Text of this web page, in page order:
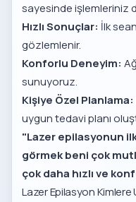
sayesinde işlemleriniz
Hızlı Sonuçlar: İlk
gözlemlenir.
Konforlu Deneyim:
sunuyoruz.
Kişiye Özel Planlama:
uygun tedavi planı
"Lazer epilasyonun
görmek beni çok
çok daha hızlı ve
Lazer Epilasyon Kimlere